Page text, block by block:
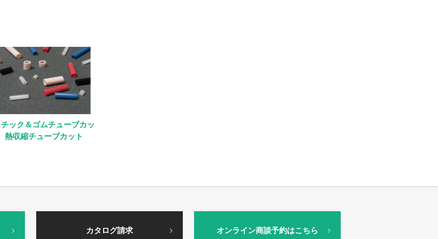
ック＆ゴムチューブカッ
収縮チューブカット
カタログ請求 オンライン商談予約はこちら